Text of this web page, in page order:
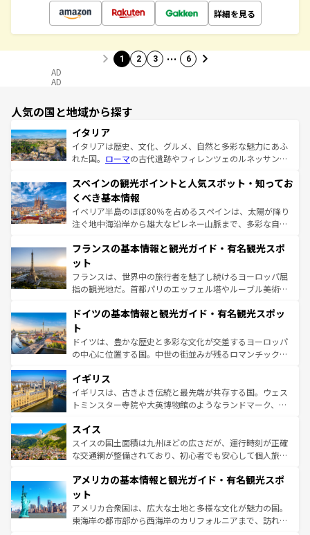
詳細を見る
1 2 3 … 6
AD
AD
人気の国と地域から探す
イタリア
イタリアは歴史、文化、グルメ、自然と多彩な魅力にあふ
れた国。 ローマの古代遺跡やフィレンツェのルネッサンス
ろん、トスカーナの美しい田園風景やアマルフィ海岸の絶
景など、自然景観も見逃せない。観光の合間には、本場の
ピザやパスタなど、絶品のイタリア料理を堪能することも
できる。朝目覚めてから夜眠るまで、すべての瞬間を楽し
なお、新着のイタリア情報はコンテンツ一覧を参照してほ
しい。
スペインの観光ポイントと人気スポット・知ってお
くべき基本情報
イベリア半島のほぼ80％を占めるスペインは、太陽が降り
注ぐ地中海沿岸から雄大なピレネー山脈まで、多彩な自然
文化が根付くこの国では、情熱的なフラメンコ、熱気あふ
れる闘牛、そして美味しいタパスが生活の一部となってい
る。首都マドリードの洗練された雰囲気や、バルセロナの
アートに溢れた街角から、地方では古代ローマ遺跡や中世
せる。地方によって風土や気候が異なるスペインはその個
ンテンツ一覧 を参照してほしい。
フランスの基本情報と観光ガイド・有名観光スポ
ット
フランスは、世界中の旅行者を魅了し続けるヨーロッパ屈
指の観光地だ。首都パリのエッフェル塔やルーブル美術館
で、幅広い魅力が詰まっている。華麗な宮殿、歴史的な大
聖堂、美しいビーチ、そして豊かな自然が、訪れる者を心
から魅了する。また、フランスは美食の国としても知ら
れ、フランス料理はユネスコ無形文化遺産にも登録されて
香り高いラベンダー畑など、多彩な楽しみ方が可能だ。さ
らに、パリ以外の地域にも魅力が溢れており、どの街角に
も豊かな歴史と文化が息づいている。パリ以外の個性あふ
を参照してほしい。
ドイツの基本情報と観光ガイド・有名観光スポッ
ト
ドイツは、豊かな歴史と多彩な文化が交差するヨーロッパ
の中心に位置する国。中世の街並みが残るロマンチック街
顔を持つこの国は、どこを歩いても飽きることがない。ベ
ルリンの文化的活気、バイエルン州のアルプスの絶景、そ
してライン川沿いのワイン畑といった風景は必見。ビール
は、お酒好きな人にはぜひ体験してほしい。 なお、新着の
ドイツ情報はコンテンツ一覧を参照してほしい。
イギリス
イギリスは、古きよき伝統と最先端が共存する国。ウェス
トミンスター寺院や大英博物館のようなランドマーク、歴
リアごとに異なる魅力がある。また、優雅なアフタヌーン
ティー、ビール好きにはたまらない英国パブ、サッカー観
戦など、本場だからこそできる体験も豊富。イギリスを旅
ンツ一覧を参照してほしい。
スイス
スイスの国土面積は九州ほどの広さだが、運行時刻が正確
な交通網が整備されており、初心者でも安心して個人旅行
の建物がそのまま残る町や、スイスならではのユニークな
博物館もあり、アルプス観光だけでなく町歩きも満喫する
ことができる。国民の所得が高いため物価も高いが、旅行
者向けの交通パス提供のサービスもあり、うまく活用すれ
アメリカの基本情報と観光ガイド・有名観光スポ
ット
アメリカ合衆国は、広大な土地と多様な文化が魅力の国。
東海岸の都市部から西海岸のカリフォルニアまで、訪れる